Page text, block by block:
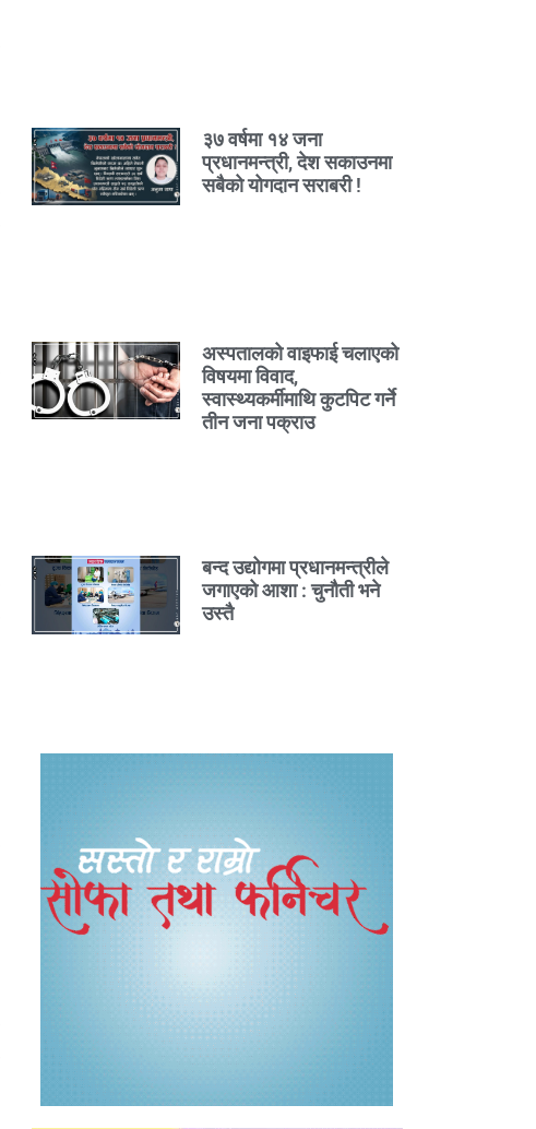
३७ वर्षमा १४ जना
प्रधानमन्त्री, देश सकाउनमा
सबैको योगदान सराबरी !
अस्पतालको वाइफाई चलाएको
विषयमा विवाद,
स्वास्थ्यकर्मीमाथि कुटपिट गर्ने
तीन जना पक्राउ
बन्द उद्योगमा प्रधानमन्त्रीले
जगाएको आशा : चुनौती भने
उस्तै